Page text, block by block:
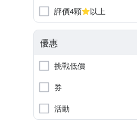
評價4顆
以上
優惠
挑戰低價
券
活動